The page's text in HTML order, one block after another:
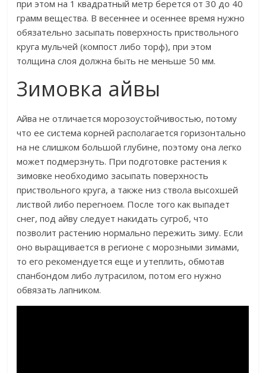
при этом на 1 квадратный метр берется от 30 до 40
грамм вещества. В весеннее и осеннее время нужно
обязательно засыпать поверхность приствольного
круга мульчей (компост либо торф), при этом
толщина слоя должна быть не меньше 50 мм.
Зимовка айвы
Айва не отличается морозоустойчивостью, потому
что ее система корней располагается горизонтально
на не слишком большой глубине, поэтому она легко
может подмерзнуть. При подготовке растения к
зимовке необходимо засыпать поверхность
приствольного круга, а также низ ствола высохшей
листвой либо перегноем. После того как выпадет
снег, под айву следует накидать сугроб, что
позволит растению нормально пережить зиму. Если
оно выращивается в регионе с морозными зимами,
то его рекомендуется еще и утеплить, обмотав
спанбондом либо лутрасилом, потом его нужно
обвязать лапником.